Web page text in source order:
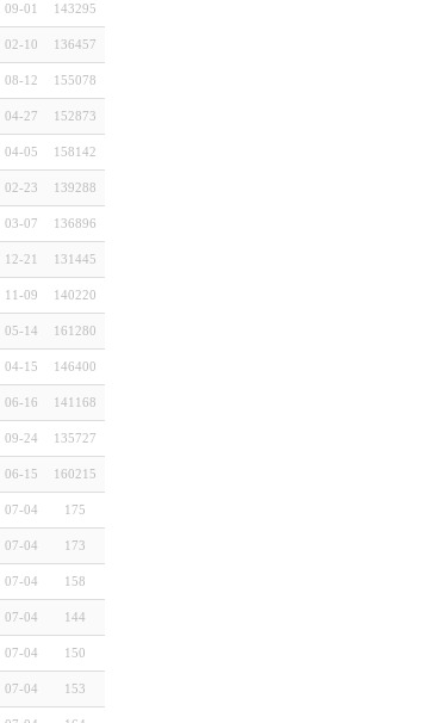
09-01 143295
02-10 136457
08-12 155078
04-27 152873
04-05 158142
02-23 139288
03-07 136896
12-21 131445
11-09 140220
05-14 161280
04-15 146400
06-16 141168
09-24 135727
06-15 160215
07-04 175
07-04 173
07-04 158
07-04 144
07-04 150
07-04 153